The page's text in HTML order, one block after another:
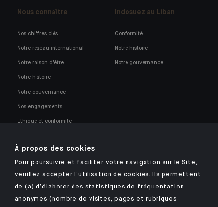
Nous connaître
Nos chiffres clés
Notre réseau international
Notre raison d'être
Notre histoire
Notre gouvernance
Nos engagements
Ethique et conformité
Indosuez au Liban
Conformité
Notre histoire
Notre gouvernance
Retrouvez notre application mobile Indosuez
À propos des cookies
Pour poursuivre et faciliter votre navigation sur le Site,
veuillez accepter l’utilisation de cookies. Ils permettent
de (a) d’élaborer des statistiques de fréquentation
anonymes (nombre de visites, pages et rubriques